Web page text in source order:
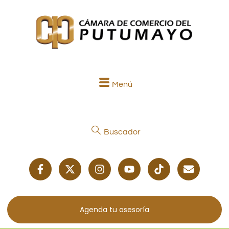
Menú
Buscador
Agenda tu asesoría